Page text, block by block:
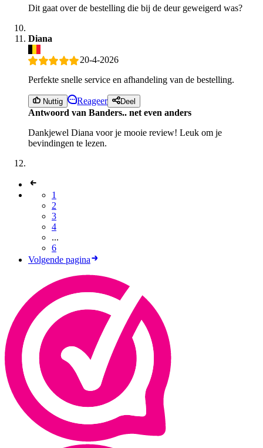
Dit gaat over de bestelling die bij de deur geweigerd was?
Diana
20-4-2026
Perfekte snelle service en afhandeling van de bestelling.
Nuttig Reageer Deel
Antwoord van Banders.. net even anders
Dankjewel Diana voor je mooie review! Leuk om je
bevindingen te lezen.
1
2
3
4
...
6
Volgende pagina